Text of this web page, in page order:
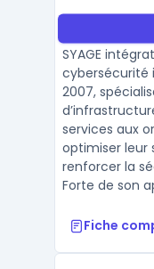
SYAGE
cybersécurité
2007,
services aux
optimiser leur
renforcer la
Forte de son
Fiche